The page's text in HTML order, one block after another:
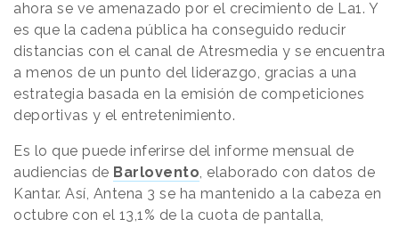
ahora se ve amenazado por el crecimiento de La1. Y
es que la cadena pública ha conseguido reducir
distancias con el canal de Atresmedia y se encuentra
a menos de un punto del liderazgo, gracias a una
estrategia basada en la emisión de competiciones
deportivas y el entretenimiento.
Es lo que puede inferirse del informe mensual de
audiencias de Barlovento, elaborado con datos de
Kantar. Así, Antena 3 se ha mantenido a la cabeza en
octubre con el 13,1% de la cuota de pantalla,